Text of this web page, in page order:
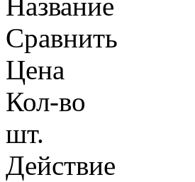
Сравнить
Цена
Кол-во
шт.
Действие